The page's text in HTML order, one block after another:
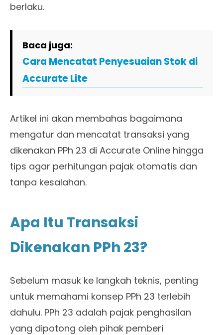
berlaku.
Baca juga:
Cara Mencatat Penyesuaian Stok di
Accurate Lite
Artikel ini akan membahas bagaimana
mengatur dan mencatat transaksi yang
dikenakan PPh 23 di Accurate Online hingga
tips agar perhitungan pajak otomatis dan
tanpa kesalahan.
Apa Itu Transaksi
Dikenakan PPh 23?
Sebelum masuk ke langkah teknis, penting
untuk memahami konsep PPh 23 terlebih
dahulu. PPh 23 adalah pajak penghasilan
yang dipotong oleh pihak pemberi